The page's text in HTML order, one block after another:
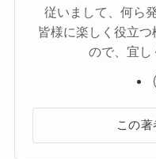
従いまして、何ら
皆様に楽しく役立
ので、宜し
この